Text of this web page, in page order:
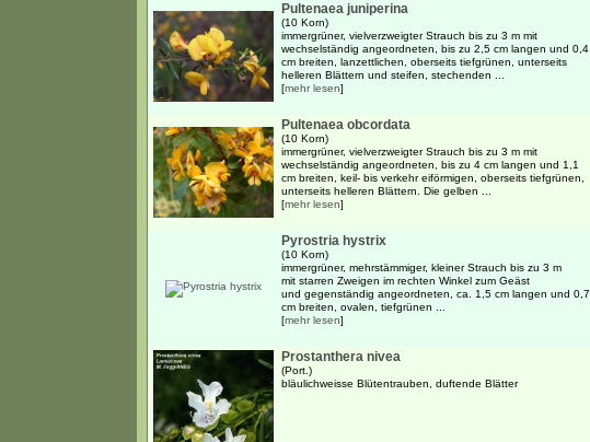
Pultenaea juniperina
(10 Korn)
immergrüner, vielverzweigter Strauch bis zu 3 m mit
wechselständig angeordneten, bis zu 2,5 cm langen und 0,4
cm breiten, lanzettlichen, oberseits tiefgrünen, unterseits
helleren Blättern und steifen, stechenden ...
[mehr lesen]
Pultenaea obcordata
(10 Korn)
immergrüner, vielverzweigter Strauch bis zu 3 m mit
wechselständig angeordneten, bis zu 4 cm langen und 1,1
cm breiten, keil- bis verkehr eiförmigen, oberseits tiefgrünen,
unterseits helleren Blättern. Die gelben ...
[mehr lesen]
Pyrostria hystrix
(10 Korn)
immergrüner, mehrstämmiger, kleiner Strauch bis zu 3 m
mit starren Zweigen im rechten Winkel zum Geäst
und gegenständig angeordneten, ca. 1,5 cm langen und 0,7
cm breiten, ovalen, tiefgrünen ...
[mehr lesen]
Prostanthera nivea
(Port.)
bläulichweisse Blütentrauben, duftende Blätter